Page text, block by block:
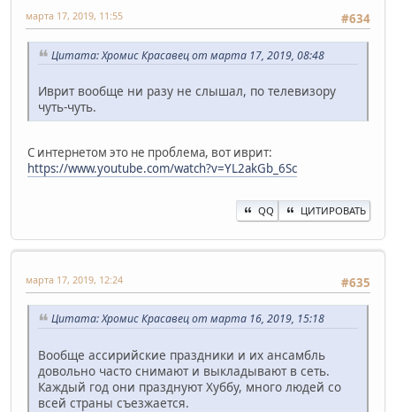
#634
марта 17, 2019, 11:55
Цитата: Хромис Красавец от марта 17, 2019, 08:48
Иврит вообще ни разу не слышал, по телевизору
чуть-чуть.
С интернетом это не проблема, вот иврит:
https://www.youtube.com/watch?v=YL2akGb_6Sc
QQ ЦИТИРОВАТЬ
#635
марта 17, 2019, 12:24
Цитата: Хромис Красавец от марта 16, 2019, 15:18
Вообще ассирийские праздники и их ансамбль
довольно часто снимают и выкладывают в сеть.
Каждый год они празднуют Хуббу, много людей со
всей страны съезжается.